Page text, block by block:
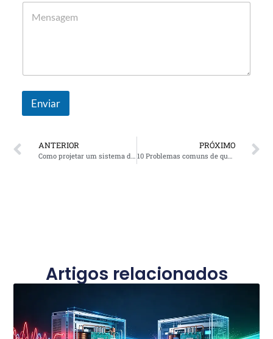
Enviar
ANTERIOR PRÓXIMO
Artigos relacionados